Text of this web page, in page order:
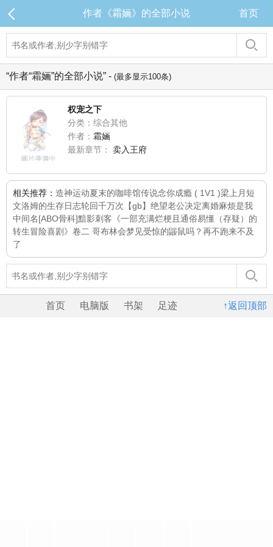
作者《霜婳》的全部小说 首页
“作者“霜婳”的全部小说” - (最多显示100条)
权宠之下
分类：综合其他
作者： 霜婳
最新章节：
卖入王府
相关推荐： 造神运动夏末的咖啡馆传说念你成瘾 ( 1V1 )梁上月 短
文洛姆的生存日志轮回千万次 【gb】绝望老公决定离婚麻烦是我
中间名[ABO骨科]黯影刺客 《一部充满烂梗且通俗易懂（存疑）的
转生冒险喜剧》卷二 哥布林会梦见受惊的鼹鼠吗？再不跑来不及
了
↑返回顶部
首页 电脑版 书架 足迹